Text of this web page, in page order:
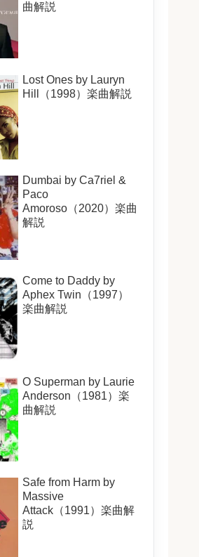
曲解説
Lost Ones by Lauryn
Hill（1998）楽曲解説
Dumbai by Ca7riel &
Paco
Amoroso（2020）楽曲
解説
Come to Daddy by
Aphex Twin（1997）
楽曲解説
O Superman by Laurie
Anderson（1981）楽
曲解説
Safe from Harm by
Massive
Attack（1991）楽曲解
説